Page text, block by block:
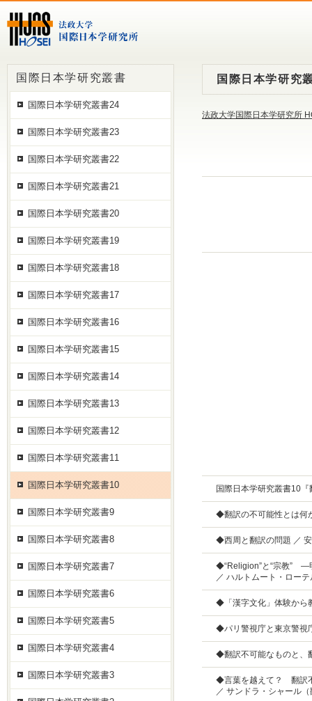
国際日本学研究
法政大学国際日本学研究所
国際日本学研究叢書10
◆翻訳の不可能性とは
◆西周と翻訳の問題 ／
◆“Religion”と“宗教” ―
／ ハルトムート・ロー
◆「漢字文化」体験から
◆パリ警視庁と東京警
◆翻訳不可能なものと
◆言葉を越えて？ 翻訳
／ サンドラ・シャール
国際日本学研究叢書
国際日本学研究叢書24
国際日本学研究叢書23
国際日本学研究叢書22
国際日本学研究叢書21
国際日本学研究叢書20
国際日本学研究叢書19
国際日本学研究叢書18
国際日本学研究叢書17
国際日本学研究叢書16
国際日本学研究叢書15
国際日本学研究叢書14
国際日本学研究叢書13
国際日本学研究叢書12
国際日本学研究叢書11
国際日本学研究叢書10
国際日本学研究叢書9
国際日本学研究叢書8
国際日本学研究叢書7
国際日本学研究叢書6
国際日本学研究叢書5
国際日本学研究叢書4
国際日本学研究叢書3